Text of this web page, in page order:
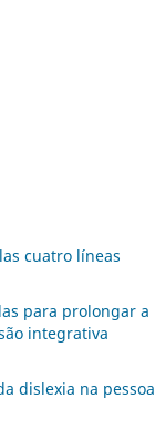
cuatro líneas
para prolongar a
integrativa
dislexia na